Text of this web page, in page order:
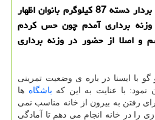
به گزارش انجمن گلف وزنه بردار دسته 87 كیلوگرم بانوان اظهار
برداری آمدم چون حس كردم
و اصلا از حضور در وزنه برداری
با ایسنا در باره ی وضعیت تمرینی
نمود: با عنایت به این كه باشگاه ها
رفتن به بیرون از خانه مناسب نمی
را در خانه انجام می دهم تا آمادگی